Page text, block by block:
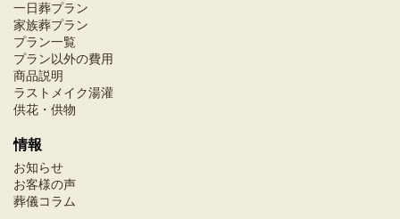
一日葬プラン
家族葬プラン
プラン一覧
プラン以外の費用
商品説明
ラストメイク湯灌
供花・供物
情報
お知らせ
お客様の声
葬儀コラム